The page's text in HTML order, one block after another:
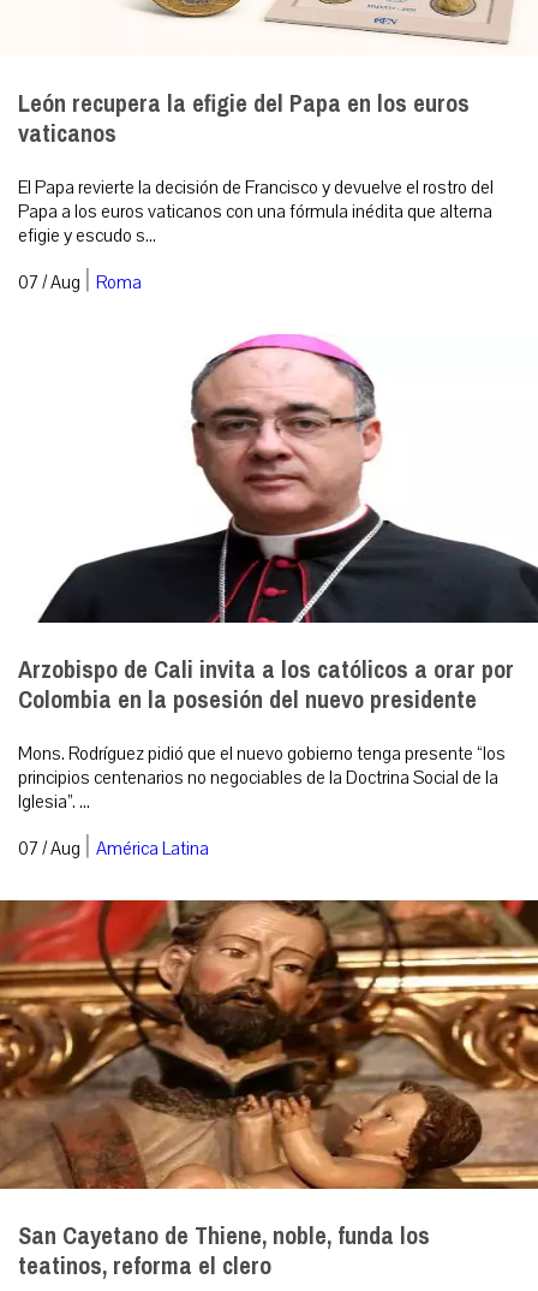
León recupera la efigie del Papa en los euros
vaticanos
El Papa revierte la decisión de Francisco y devuelve el rostro del
Papa a los euros vaticanos con una fórmula inédita que alterna
efigie y escudo s...
07 / Aug | Roma
Arzobispo de Cali invita a los católicos a orar por
Colombia en la posesión del nuevo presidente
Mons. Rodríguez pidió que el nuevo gobierno tenga presente “los
principios centenarios no negociables de la Doctrina Social de la
Iglesia”. ...
07 / Aug | América Latina
San Cayetano de Thiene, noble, funda los
teatinos, reforma el clero